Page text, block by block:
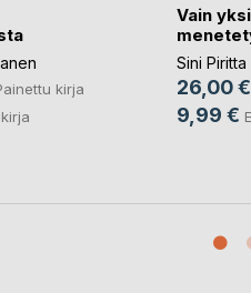
kirja
Vain yksi
Sini Piritta
26,00 €
9,99 €